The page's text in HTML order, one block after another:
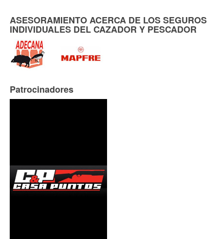
ASESORAMIENTO ACERCA DE LOS SEGUROS
INDIVIDUALES DEL CAZADOR Y PESCADOR
Patrocinadores